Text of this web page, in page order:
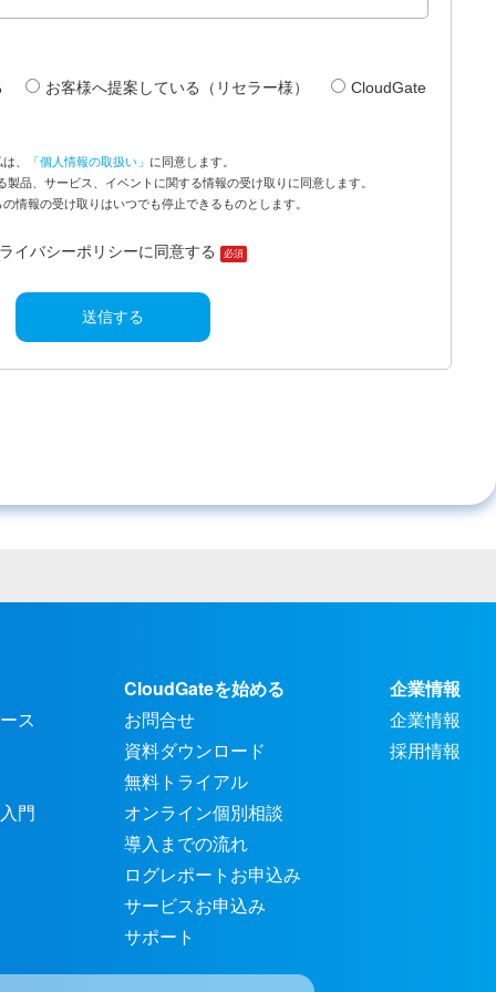
お客様へ提案している（リセラー様） CloudGate
、 「個人情報の取扱い」 に同意します。
製品、サービス、イベントに関する情報の受け取りに同意します。
情報の受け取りはいつでも停止できるものとします。
イバシーポリシーに同意する 必須
ス
門
CloudGateを始める
お問合せ
資料ダウンロード
無料トライアル
オンライン個別相談
導入までの流れ
ログレポートお申込み
サービスお申込み
サポート
企業情報
企業情報
採用情報